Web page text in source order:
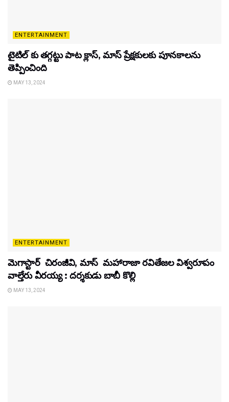
ENTERTAINMENT
టైటిల్‌ కు తగ్గట్టు పాట క్లాస్, మాస్ ప్రేక్షకులకు పూనకాలను
తెప్పించింది
MAY 13, 2024
ENTERTAINMENT
మెగాస్టార్ చిరంజీవి, మాస్ మహారాజా రవితేజల విశ్వరూపం
వాల్తేరు వీరయ్య : దర్శకుడు బాబీ కొల్లి
MAY 13, 2024